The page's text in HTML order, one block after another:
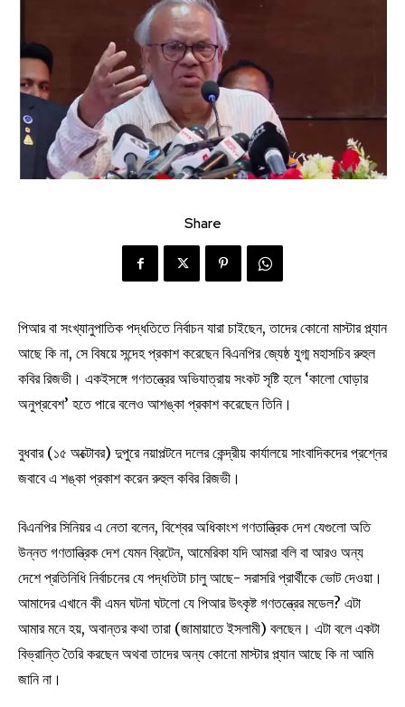
Share
পিআর বা সংখ্যানুপাতিক পদ্ধতিতে নির্বাচন যারা চাইছেন, তাদের কোনো মাস্টার প্ল্যান
আছে কি না, সে বিষয়ে সন্দেহ প্রকাশ করেছেন বিএনপির জ্যেষ্ঠ যুগ্ম মহাসচিব রুহুল
কবির রিজভী। একইসঙ্গে গণতন্ত্রের অভিযাত্রায় সংকট সৃষ্টি হলে ‘কালো ঘোড়ার
অনুপ্রবেশ’ হতে পারে বলেও আশঙ্কা প্রকাশ করেছেন তিনি।
বুধবার (১৫ অক্টোবর) দুপুরে নয়াপল্টনে দলের কেন্দ্রীয় কার্যালয়ে সাংবাদিকদের প্রশ্নের
জবাবে এ শঙ্কা প্রকাশ করেন রুহুল কবির রিজভী।
বিএনপির সিনিয়র এ নেতা বলেন, বিশ্বের অধিকাংশ গণতান্ত্রিক দেশ যেগুলো অতি
উন্নত গণতান্ত্রিক দেশ যেমন ব্রিটেন, আমেরিকা যদি আমরা বলি বা আরও অন্য
দেশে প্রতিনিধি নির্বাচনের যে পদ্ধতিটা চালু আছে- সরাসরি প্রার্থীকে ভোট দেওয়া।
আমাদের এখানে কী এমন ঘটনা ঘটলো যে পিআর উৎকৃষ্ট গণতন্ত্রের মডেল? এটা
আমার মনে হয়, অবান্তর কথা তারা (জামায়াতে ইসলামী) বলছেন। এটা বলে একটা
বিভ্রান্তি তৈরি করছেন অথবা তাদের অন্য কোনো মাস্টার প্ল্যান আছে কি না আমি
জানি না।